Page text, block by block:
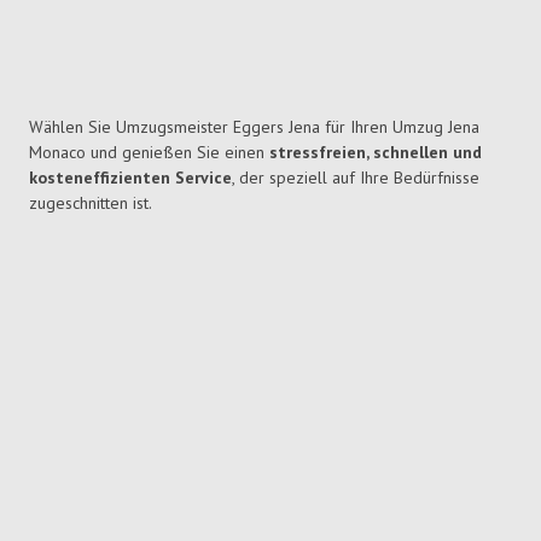
Wählen Sie Umzugsmeister Eggers Jena für Ihren Umzug Jena
Monaco und genießen Sie einen stressfreien, schnellen und
kosteneffizienten Service, der speziell auf Ihre Bedürfnisse
zugeschnitten ist.